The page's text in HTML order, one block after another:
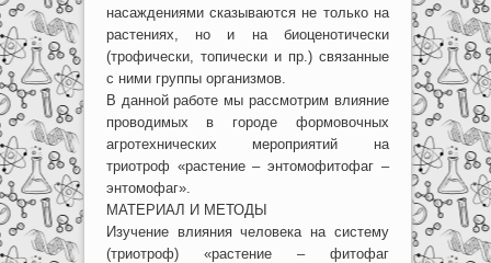
насаждениями сказываются не только на
растениях, но и на биоценотически
(трофически, топически и пр.) связанные
с ними группы организмов.
В данной работе мы рассмотрим влияние
проводимых в городе формовочных
агротехнических мероприятий на
триотроф «растение – энтомофитофаг –
энтомофаг».
МАТЕРИАЛ И МЕТОДЫ
Изучение влияния человека на систему
(триотроф) «растение – фитофаг